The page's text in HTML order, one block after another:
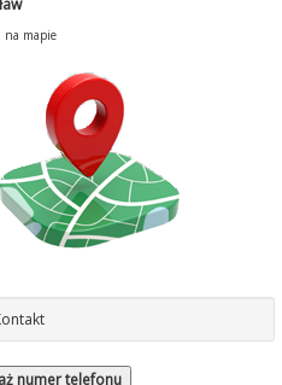
na mapie
numer telefonu